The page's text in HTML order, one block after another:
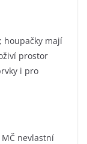
houpačky mají
prostor
i pro
nevlastní